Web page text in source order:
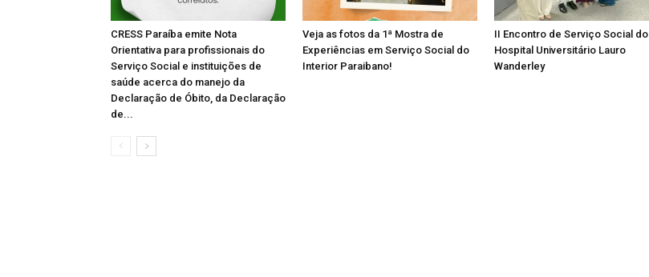
CRESS Paraíba emite Nota
Orientativa para profissionais do
Serviço Social e instituições de
saúde acerca do manejo da
Declaração de Óbito, da Declaração
de...
Veja as fotos da 1ª Mostra de
Experiências em Serviço Social do
Interior Paraibano!
II Encontro de Serviço Social do
Hospital Universitário Lauro
Wanderley